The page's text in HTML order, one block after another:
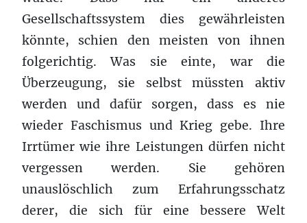
Gesellschaftssystem dies gewährleisten
könnte, schien den meisten von ihnen
folgerichtig. Was sie einte, war die
Überzeugung, sie selbst müssten aktiv
werden und dafür sorgen, dass es nie
wieder Faschismus und Krieg gebe. Ihre
Irrtümer wie ihre Leistungen dürfen nicht
vergessen werden. Sie gehören
unauslöschlich zum Erfahrungsschatz
derer, die sich für eine bessere Welt